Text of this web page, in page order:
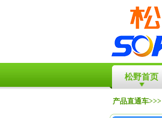
松野首页
产品直通车>>>